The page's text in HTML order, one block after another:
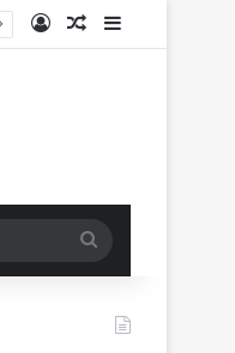
Log InRandom Article
Sidebar
for